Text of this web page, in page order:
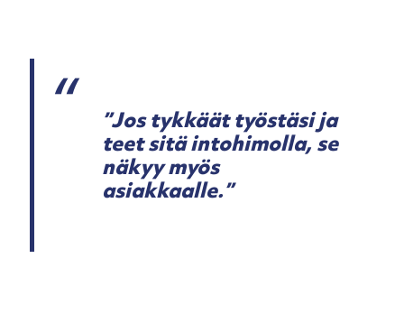
”Jos tykkäät työstäsi ja
teet sitä intohimolla, se
näkyy myös
asiakkaalle.”